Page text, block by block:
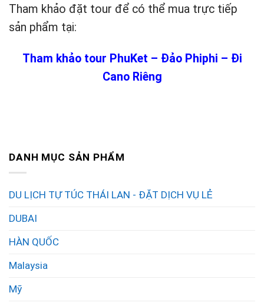
Tham khảo đặt tour để có thể mua trực tiếp
sản phẩm tại:
Tham khảo tour PhuKet – Đảo Phiphi – Đi
Cano Riêng
DANH MỤC SẢN PHẨM
DU LỊCH TỰ TÚC THÁI LAN - ĐẶT DỊCH VỤ LẺ
DUBAI
HÀN QUỐC
Malaysia
Mỹ